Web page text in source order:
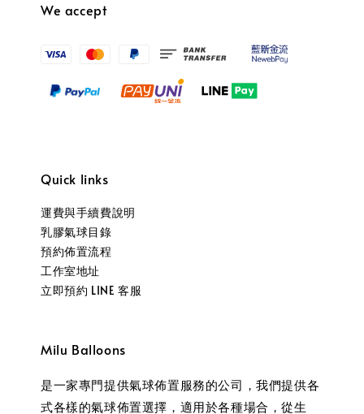
We accept
Quick links
運費與手續費說明
乳膠氣球目錄
預約佈置流程
工作室地址
立即預約 LINE 客服
Milu Balloons
是一家專門提供氣球佈置服務的公司，我們提供各
式各樣的氣球佈置選擇，適用於各種場合，從生